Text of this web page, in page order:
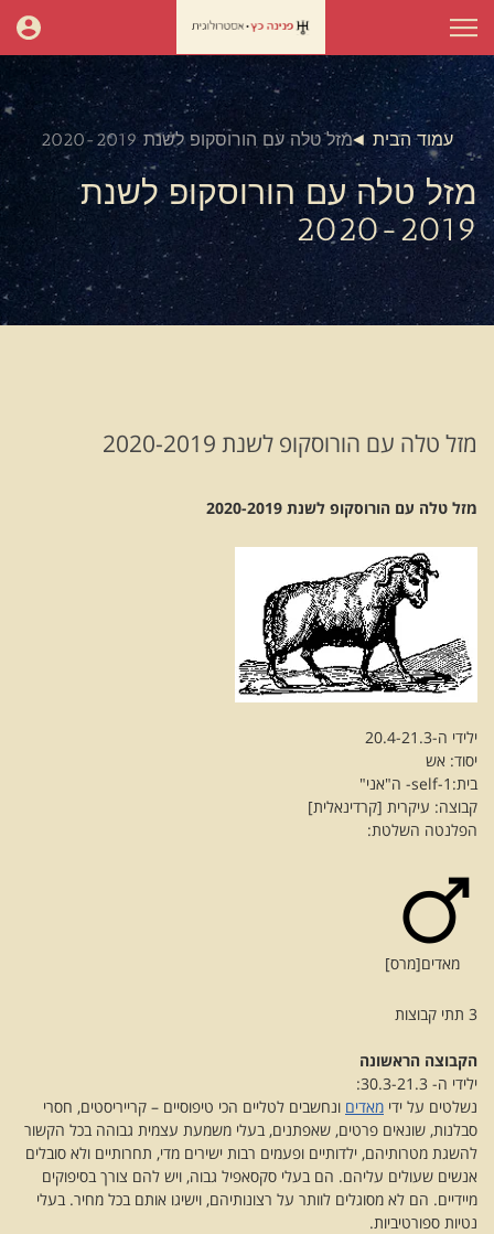
עמוד הבית מזל טלה עם הורוסקופ לשנת 2020-2019
מזל טלה עם הורוסקופ לשנת
2020-2019
מזל טלה עם הורוסקופ לשנת 2020-2019
מזל טלה עם הורוסקופ לשנת 2020-2019
ילידי ה-20.4-21.3
יסוד: אש
בית:1-self- ה"אני"
קבוצה: עיקרית [קרדינאלית]
הפלנטה השלטת:
מאדים[מרס]
3 תתי קבוצות
הקבוצה הראשונה
ילידי ה- 30.3-21.3:
נשלטים על ידי מאדים ונחשבים לטליים הכי טיפוסיים – קרייריסטים, חסרי
סבלנות, שונאים פרטים, שאפתנים, בעלי משמעת עצמית גבוהה בכל הקשור
להשגת מטרותיהם, ילדותיים ופעמים רבות ישירים מדי, תחרותיים ולא סובלים
אנשים שעולים עליהם. הם בעלי סקסאפיל גבוה, ויש להם צורך בסיפוקים
מיידיים. הם לא מסוגלים לוותר על רצונותיהם, וישיגו אותם בכל מחיר. בעלי
נטיות ספורטיביות.